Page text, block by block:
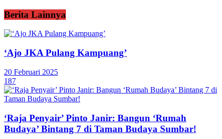
Berita Lainnya
‘Ajo JKA Pulang Kampuang’
20 Februari 2025
187
‘Raja Penyair’ Pinto Janir: Bangun ‘Rumah
Budaya’ Bintang 7 di Taman Budaya Sumbar!